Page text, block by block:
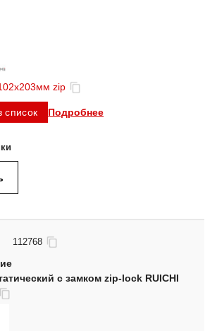
zip
список Подробнее
112768
с замком zip-lock RUICHI